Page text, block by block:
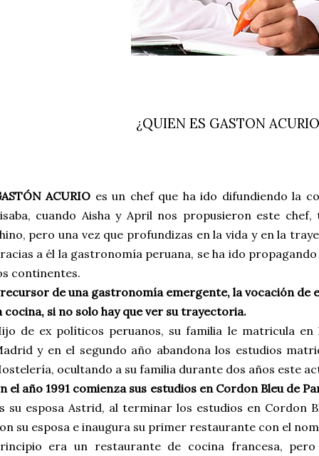
¿QUIEN ES GASTON
ACURIO es un chef que ha ido difundiendo la
cuando Aisha y April nos propusieron este chef,
pero una vez que profundizas en la vida y en la
a él la gastronomía peruana, se ha ido
continentes.
de una gastronomía emergente, la vocación de
cocina, si no solo hay que ver su trayectoria.
de ex políticos peruanos, su familia le matricula en
y en el segundo año abandona los estudios
ocultando a su familia durante dos años este
el año 1991 comienza sus estudios en Cordon Bleu de
su esposa Astrid, al terminar los estudios en Cordon
su esposa e inaugura su primer restaurante con el
era un restaurante de cocina francesa,